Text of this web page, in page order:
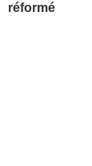
réformé